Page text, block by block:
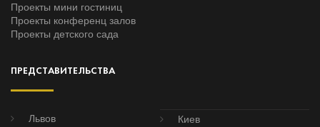
Проекты мини гостиниц
Проекты конференц залов
Проекты детского сада
ПРЕДСТАВИТЕЛЬСТВА
Львов
Киев